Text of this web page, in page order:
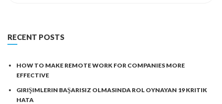
RECENT POSTS
HOW TO MAKE REMOTE WORK FOR COMPANIES MORE
EFFECTIVE
GIRIŞIMLERIN BAŞARISIZ OLMASINDA ROL OYNAYAN 19 KRITIK
HATA